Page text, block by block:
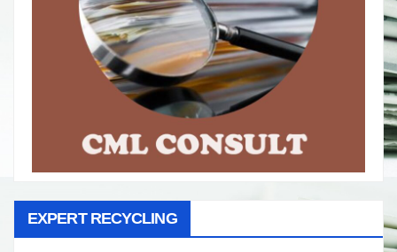
EXPERT RECYCLING